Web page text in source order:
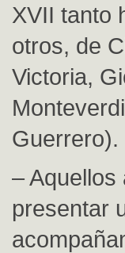
XVII tanto
otros, de
Victoria,
Guerrero).
– Aquellos
presentar